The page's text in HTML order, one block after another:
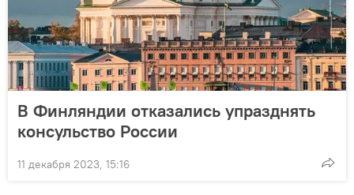
В Финляндии отказались упразднять
консульство России
11 декабря 2023, 15:16